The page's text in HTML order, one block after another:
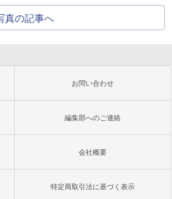
真の記事へ
お問い合わせ
編集部へのご連絡
会社概要
特定商取引法に基づく表示